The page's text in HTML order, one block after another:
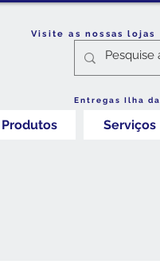
Visite as nossas
Entregas Ilha
Produtos Serviços